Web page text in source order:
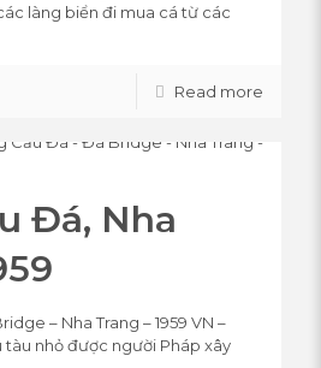
làng biển đi mua cá từ các
Read more
Đá, Nha
– Nha Trang – 1959 VN –
tàu nhỏ được người Pháp xây